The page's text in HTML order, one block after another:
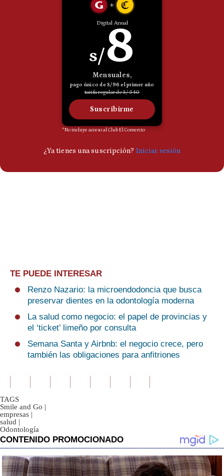
TE PUEDE INTERESAR
Renzo Nazario: la microendodoncia que busca
preservar dientes en la odontología moderna
La salud como negocio: el papel de provincias y
el ‘ticket’ limeño por consulta
Semana Santa y Airbnb: el negocio crece, pero
también las obligaciones para anfitriones
TAGS
Smile and Go |
empresas |
salud |
Odontología